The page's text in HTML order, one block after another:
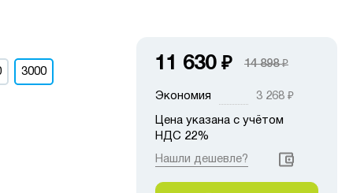
3000 11 630 ₽ 14 898₽
Экономия 3 268 ₽
Цена указана с учётом
НДС 22%
Нашли дешевле?